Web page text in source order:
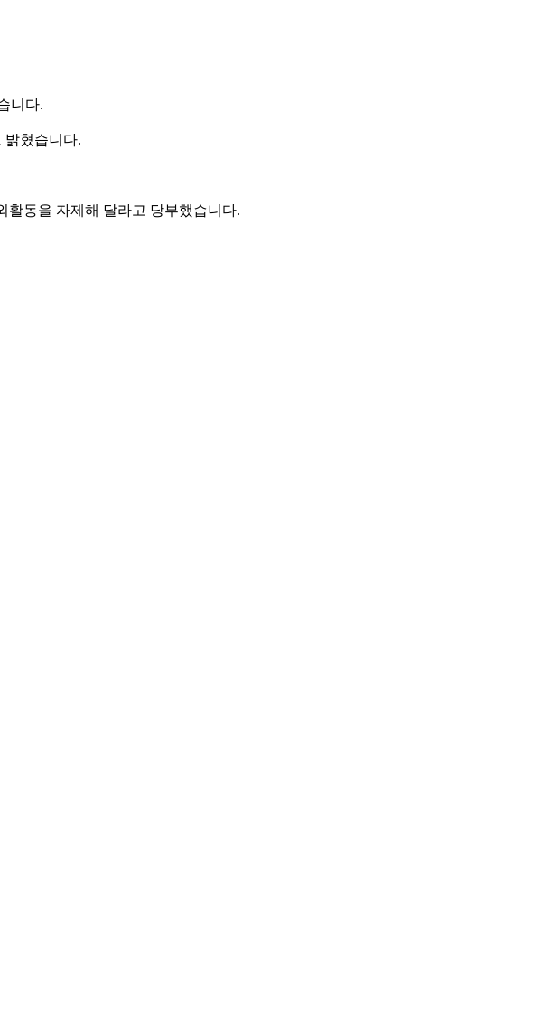
니다.
밝혔습니다.
활동을 자제해 달라고 당부했습니다.